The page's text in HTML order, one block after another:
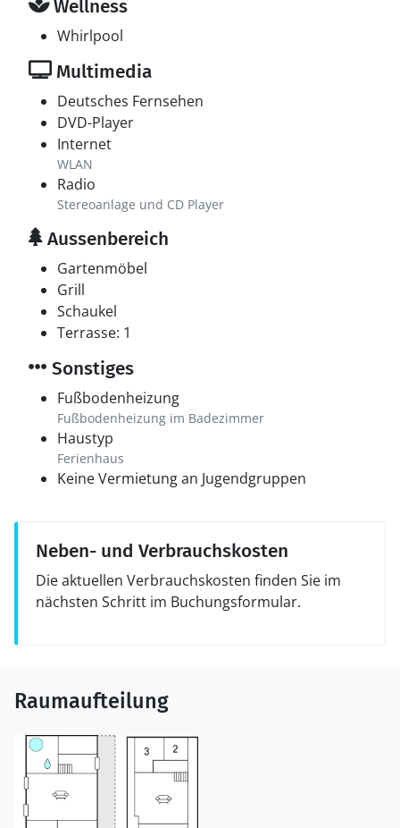
Wellness
Whirlpool
Multimedia
Deutsches Fernsehen
DVD-Player
Internet
WLAN
Radio
Stereoanlage und CD Player
Aussenbereich
Gartenmöbel
Grill
Schaukel
Terrasse: 1
Sonstiges
Fußbodenheizung
Fußbodenheizung im Badezimmer
Haustyp
Ferienhaus
Keine Vermietung an Jugendgruppen
Neben- und Verbrauchskosten
Die aktuellen Verbrauchskosten finden Sie im
nächsten Schritt im Buchungsformular.
Raumaufteilung